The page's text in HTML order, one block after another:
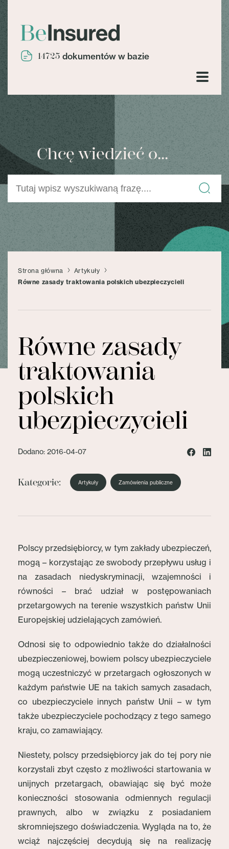
14725 dokumentów w bazie
Chcę wiedzieć o...
Strona główna
Artykuły
​Równe zasady traktowania polskich ubezpieczycieli
​Równe zasady
traktowania
polskich
ubezpieczycieli
Dodano: 2016-04-07
Kategorie: Artykuły Zamówienia publiczne
Polscy przedsiębiorcy, w tym zakłady ubezpieczeń,
mogą – korzystając ze swobody przepływu usług i
na zasadach niedyskryminacji, wzajemności i
równości – brać udział w postępowaniach
przetargowych na terenie wszystkich państw Unii
Europejskiej udzielających zamówień.
Odnosi się to odpowiednio także do działalności
ubezpieczeniowej, bowiem polscy ubezpieczyciele
mogą uczestniczyć w przetargach ogłoszonych w
każdym państwie UE na takich samych zasadach,
co ubezpieczyciele innych państw Unii – w tym
także ubezpieczyciele pochodzący z tego samego
kraju, co zamawiający.
Niestety, polscy przedsiębiorcy jak do tej pory nie
korzystali zbyt często z możliwości startowania w
unijnych przetargach, obawiając się być może
konieczności stosowania odmiennych regulacji
prawnych, albo w związku z posiadaniem
skromniejszego doświadczenia. Wygląda na to, że
wciąż najczęściej decydują się na realizację